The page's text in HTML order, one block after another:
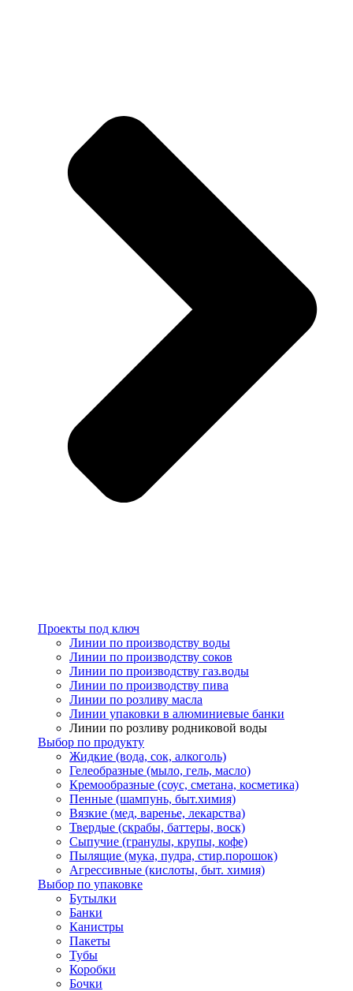
Проекты под ключ
Линии по производству воды
Линии по производству соков
Линии по производству газ.воды
Линии по производству пива
Линии по розливу масла
Линии упаковки в алюминиевые банки
Линии по розливу родниковой воды
Выбор по продукту
Жидкие (вода, сок, алкоголь)
Гелеобразные (мыло, гель, масло)
Кремообразные (соус, сметана, косметика)
Пенные (шампунь, быт.химия)
Вязкие (мед, варенье, лекарства)
Твердые (скрабы, баттеры, воск)
Сыпучие (гранулы, крупы, кофе)
Пылящие (мука, пудра, стир.порошок)
Агрессивные (кислоты, быт. химия)
Выбор по упаковке
Бутылки
Банки
Канистры
Пакеты
Тубы
Коробки
Бочки